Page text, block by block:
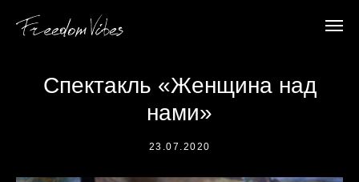
Спектакль «Женщина над
нами»
23.07.2020